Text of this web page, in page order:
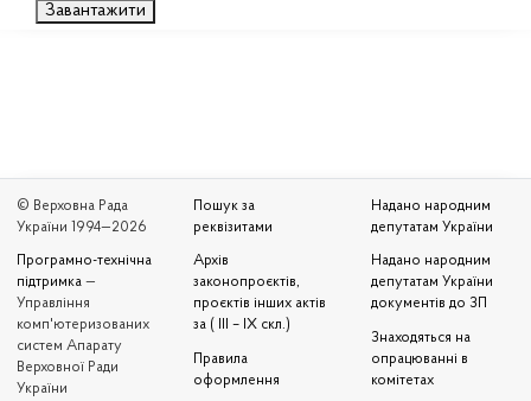
Завантажити
© Верховна Рада
України 1994—2026
Програмно-технічна
підтримка —
Управління
комп'ютеризованих
систем Апарату
Верховної Ради
України
Пошук за
реквізитами
Архів
законопроєктів,
проєктів інших актів
за ( III – IX скл.)
Правила
оформлення
Надано народним
депутатам України
Надано народним
депутатам України
документів до ЗП
Знаходяться на
опрацюванні в
комітетах